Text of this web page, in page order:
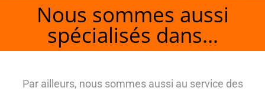
Nous sommes aussi
spécialisés dans...
Par ailleurs, nous sommes aussi au service des